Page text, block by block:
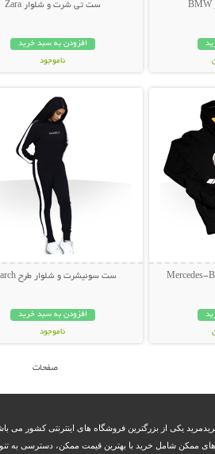
ست تی شرت و شلوار Zara
افزودن به سبد خرید
ناموجود
ست سوئیشرت و شلوار طرح Anarch
افزودن به سبد خرید
ناموجود
صفحات
یکی از بزرگترین فروشگاه های اینترنتی کشور
ممکن شامل خرید با بهترین قیمت ممکن، دسترسی به